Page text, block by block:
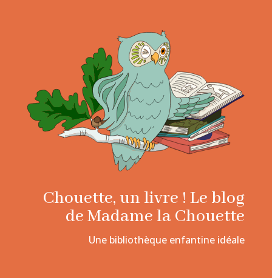
Chouette, un livre ! Le blog
de Madame la Chouette
Une bibliothèque enfantine idéale